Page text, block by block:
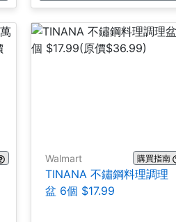
Walmart 購買指南
TINANA 不鏽鋼料理調理
盆 6個 $17.99